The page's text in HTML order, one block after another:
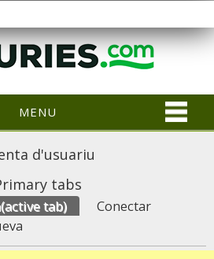
MENU
d'usuariu
tabs
(active tab)
Conectar